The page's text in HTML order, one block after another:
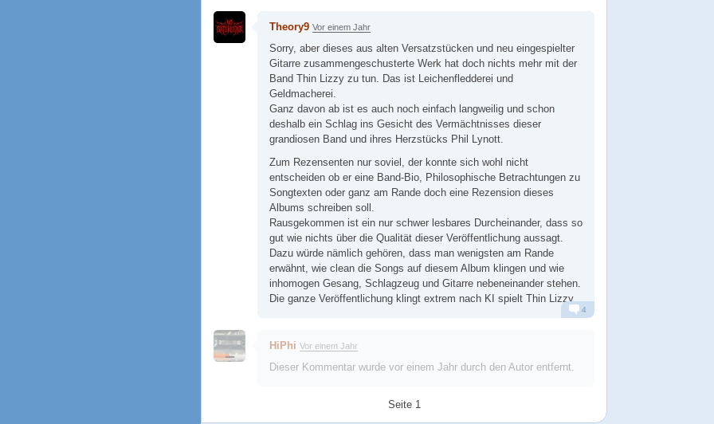
Theory9 Vor einem Jahr
Sorry, aber dieses aus alten Versatzstücken und neu eingespielter
Gitarre zusammengeschusterte Werk hat doch nichts mehr mit der
Band Thin Lizzy zu tun. Das ist Leichenfledderei und
Geldmacherei.
Ganz davon ab ist es auch noch einfach langweilig und schon
deshalb ein Schlag ins Gesicht des Vermächtnisses dieser
grandiosen Band und ihres Herzstücks Phil Lynott.
Zum Rezensenten nur soviel, der konnte sich wohl nicht
entscheiden ob er eine Band-Bio, Philosophische Betrachtungen zu
Songtexten oder ganz am Rande doch eine Rezension dieses
Albums schreiben soll.
Rausgekommen ist ein nur schwer lesbares Durcheinander, dass so
gut wie nichts über die Qualität dieser Veröffentlichung aussagt.
Dazu würde nämlich gehören, dass man wenigsten am Rande
erwähnt, wie clean die Songs auf diesem Album klingen und wie
inhomogen Gesang, Schlagzeug und Gitarre nebeneinander stehen.
Die ganze Veröffentlichung klingt extrem nach KI spielt Thin Lizzy.
4
HiPhi Vor einem Jahr
Dieser Kommentar wurde vor einem Jahr durch den Autor entfernt.
Seite 1